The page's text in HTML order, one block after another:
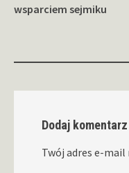
wsparciem sejmiku
Dodaj komentarz
Twój adres e-